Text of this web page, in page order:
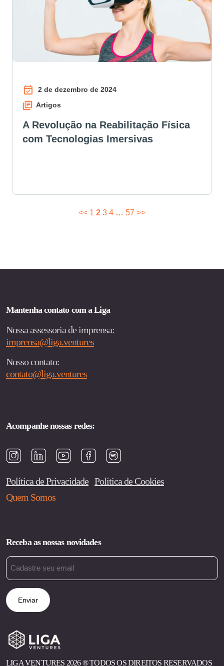
2 de dezembro de 2024
Artigos
A Revolução na Reabilitação Física
com Tecnologias Imersivas
PAGINAÇÃO
<< 1 2 3 4 … 57 >>
Mantenha contato com a Liga
Nossa assessoria de imprensa:
imprensa@liga.ventures
Nosso contato:
contato@liga.ventures
Acompanhe nossas redes:
Política de Privacidade Política de Cookies
Quem Somos
Receba as nossas novidades
Email
LIGA VENTURES 2026 ®︎ TODOS OS DIREITOS RESERVADOS